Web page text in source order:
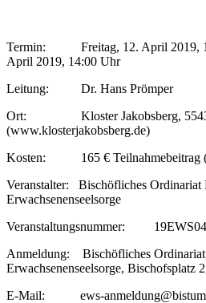
Termin: Freitag, 12. April 2019,
April 2019, 14:00 Uhr
Leitung: Dr. Hans Prömper
Ort: Kloster Jakobsberg,
(www.klosterjakobsberg.de)
Kosten: 165 € Teilnahmebeitrag
Veranstalter: Bischöfliches Ordinariat
Erwachsenenseelsorge
Veranstaltungsnummer:
Anmeldung: Bischöfliches
Erwachsenenseelsorge, Bischofsplatz
E-Mail: ews-anmeldung@bistum-